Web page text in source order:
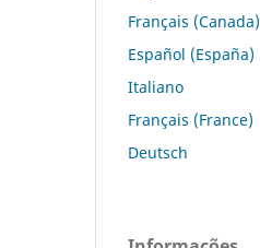
Français (Canada)
Español (España)
Italiano
Français (France)
Deutsch